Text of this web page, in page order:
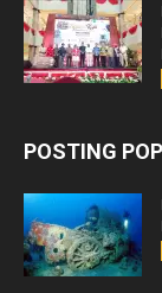
POSTING